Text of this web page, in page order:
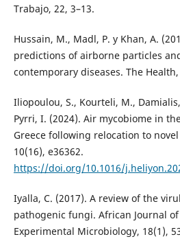
Trabajo, 22, 3–13.
Hussain, M., Madl, P. y Khan, A.
predictions of airborne particles
contemporary diseases. The Health,
Iliopoulou, S., Kourteli, M.,
Pyrri, I. (2024). Air mycobiome in
Greece following relocation to
10(16), e36362.
https://doi.org/10.1016/
Iyalla, C. (2017). A review of the
pathogenic fungi. African Journal
Experimental Microbiology, 18(1),